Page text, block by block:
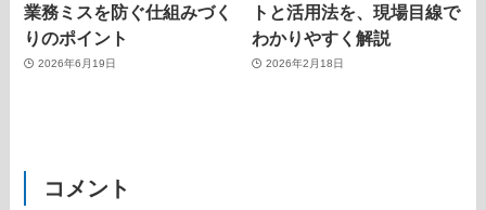
業務ミスを防ぐ仕組みづく
りのポイント
2026年6月19日
トと活用法を、現場目線で
わかりやすく解説
2026年2月18日
コメント